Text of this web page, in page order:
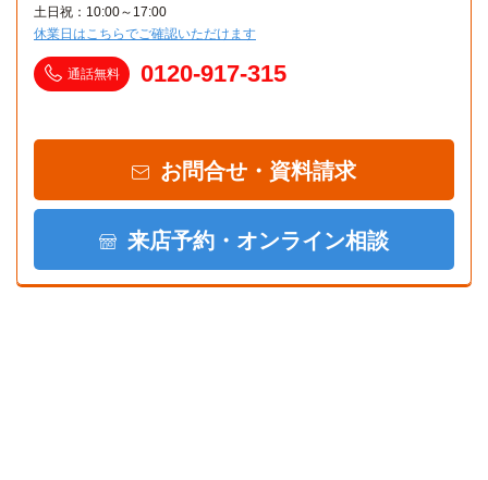
土日祝：10:00～17:00
休業日はこちらでご確認いただけます
通話無料 0120-917-315
お問合せ・資料請求
来店予約・オンライン相談